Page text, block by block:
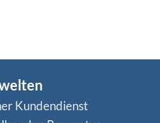
Kundendienst